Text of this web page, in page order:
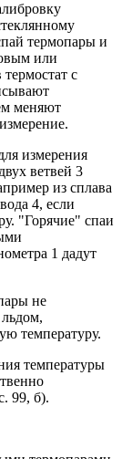
термопары и
или
с
меняют
измерения
ветвей 3
из сплава
4, если
"Горячие" спаи
1 дадут
не
температуру.
температуры
99, б).